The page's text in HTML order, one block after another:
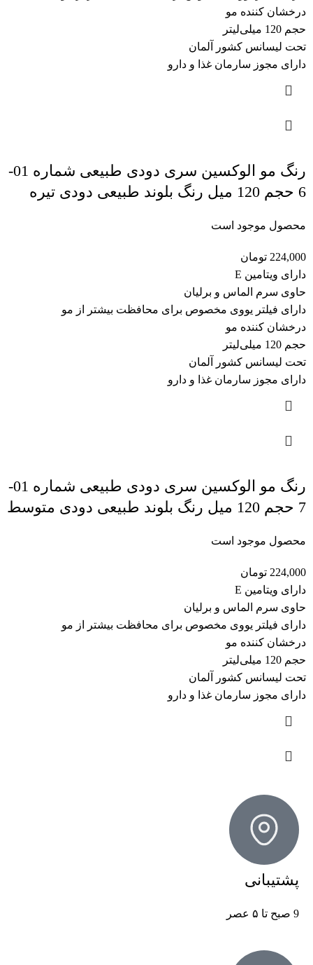
درخشان کننده مو
حجم 120 میلی‌لیتر
تحت لیسانس کشور آلمان
دارای مجوز سارمان غذا و دارو
رنگ مو الوکسین سری دودی طبیعی شماره 01-
6 حجم 120 میل رنگ بلوند طبیعی دودی تیره
محصول موجود است
224,000 تومان
دارای ویتامین E
حاوی سرم الماس و برلیان
دارای فیلتر یووی مخصوص برای محافظت بیشتر از مو
درخشان کننده مو
حجم 120 میلی‌لیتر
تحت لیسانس کشور آلمان
دارای مجوز سارمان غذا و دارو
رنگ مو الوکسین سری دودی طبیعی شماره 01-
7 حجم 120 میل رنگ بلوند طبیعی دودی متوسط
محصول موجود است
224,000 تومان
دارای ویتامین E
حاوی سرم الماس و برلیان
دارای فیلتر یووی مخصوص برای محافظت بیشتر از مو
درخشان کننده مو
حجم 120 میلی‌لیتر
تحت لیسانس کشور آلمان
دارای مجوز سارمان غذا و دارو
پشتیبانی
9 صبح تا ۵ عصر